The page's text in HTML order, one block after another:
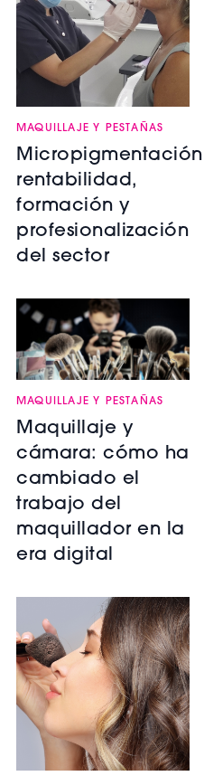
MAQUILLAJE Y PESTAÑAS
rentabilidad,
formación y
profesionalización
del sector
MAQUILLAJE Y PESTAÑAS
Maquillaje y
cámara: cómo ha
cambiado el
trabajo del
maquillador en la
era digital